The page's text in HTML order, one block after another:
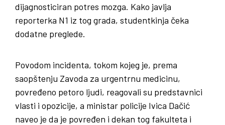
dijagnosticiran potres mozga. Kako javlja
reporterka N1 iz tog grada, studentkinja čeka
dodatne preglede.
Povodom incidenta, tokom kojeg je, prema
saopštenju Zavoda za urgentrnu medicinu,
povređeno petoro ljudi, reagovali su predstavnici
vlasti i opozicije, a ministar policije Ivica Dačić
naveo je da je povređen i dekan tog fakulteta i